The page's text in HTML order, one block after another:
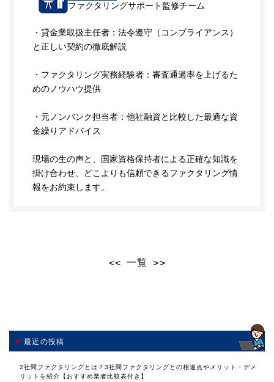
ファクタリングサポート監修チーム
・貸金業取扱主任者：法令遵守（コンプライアンス）
と正しい契約の徹底解説
・ファクタリング実務経験者：審査通過率を上げるた
めのノウハウ提供
・元ノンバンク担当者：他社融資と比較した最適な資
金繰りアドバイス
現場の生の声と、国家資格保持者による正確な知識を
掛け合わせ、どこよりも信頼できるファクタリング情
報をお約束します。
<< 一覧 >>
最近の投稿
2社間ファクタリングとは？3社間ファクタリングとの相違点やメリット・デメ
リットを紹介【おすすめ業者比較表付き】